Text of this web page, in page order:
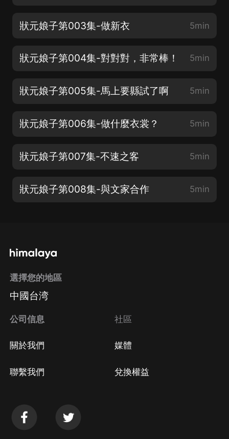
狀元娘子第003集-做新衣 5min
狀元娘子第004集-對對對，非常棒！ 5min
狀元娘子第005集-馬上要縣試了啊 5min
狀元娘子第006集-做什麼衣裳？ 5min
狀元娘子第007集-不速之客 5min
狀元娘子第008集-與文家合作 5min
選擇您的地區
中國台湾
公司信息
關於我們
聯繫我們
社區
媒體
兌換權益